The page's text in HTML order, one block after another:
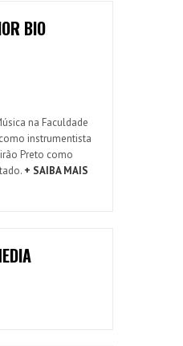
BIO
na Faculdade
instrumentista
Preto como
+ SAIBA MAIS